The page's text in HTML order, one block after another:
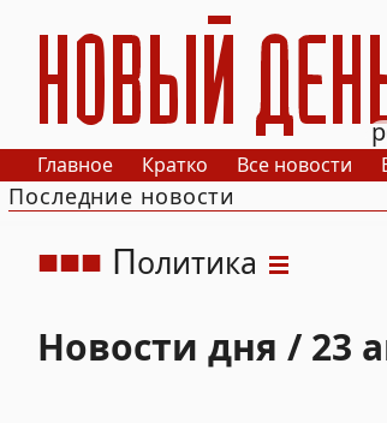
РИА Новый День
Главное Кратко Все новости
Последние новости
Политика
Новости дня / 23